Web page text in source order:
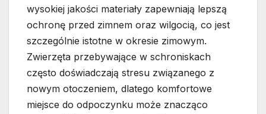
wysokiej jakości materiały zapewniają lepszą
ochronę przed zimnem oraz wilgocią, co jest
szczególnie istotne w okresie zimowym.
Zwierzęta przebywające w schroniskach
często doświadczają stresu związanego z
nowym otoczeniem, dlatego komfortowe
miejsce do odpoczynku może znacząco